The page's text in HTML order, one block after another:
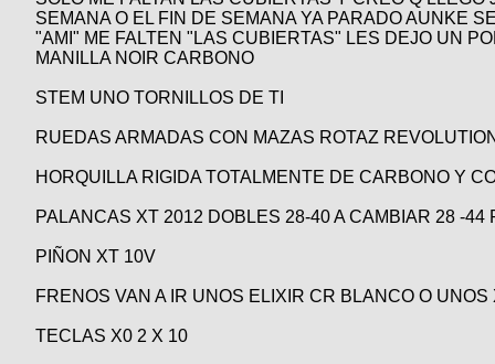
SEMANA O EL FIN DE SEMANA YA PARADO AUNKE
"AMI" ME FALTEN "LAS CUBIERTAS" LES DEJO UN
MANILLA NOIR CARBONO
STEM UNO TORNILLOS DE TI
RUEDAS ARMADAS CON MAZAS ROTAZ
HORQUILLA RIGIDA TOTALMENTE DE CARBONO Y
PALANCAS XT 2012 DOBLES 28-40 A CAMBIAR 28 -44
PIÑON XT 10V
FRENOS VAN A IR UNOS ELIXIR CR BLANCO O UNOS
TECLAS X0 2 X 10